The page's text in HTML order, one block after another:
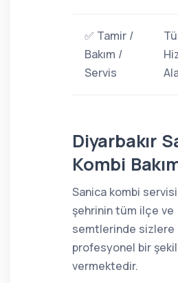
✅ Tamir /
Bakım /
Servis
Diyarbakır
Kombi
Sanica kombi servisi
şehrinin tüm ilçe ve
semtlerinde sizlere
profesyonel bir
vermektedir.